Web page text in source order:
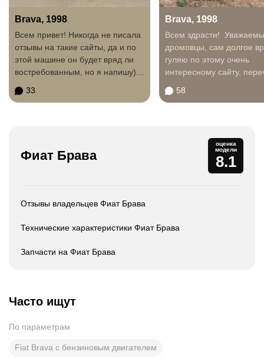
Brava, 1998
Всем привет! Никогда не писала
отзывы на такие сайты, да и по
этой машине он будет вряд ли
востребованным, но я напишу))
33
Brava, 1998
Всем здрасти!
дромовцы, сам долгое
гуляю по этому очень
интересному сайту,
58
Фиат Брава
оценка
модели
8.1
Отзывы владельцев Фиат Брава
Технические характеристики Фиат Брава
Запчасти на Фиат Брава
Часто ищут
По параметрам
Fiat Brava с бензиновым двигателем